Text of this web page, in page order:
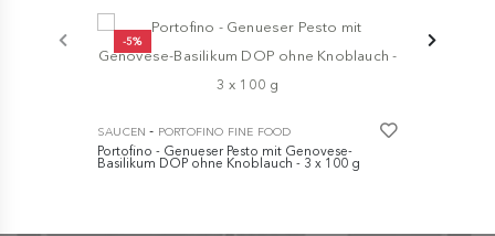
-5%
SAUCEN - PORTOFINO FINE FOOD
Portofino - Genueser Pesto mit Genovese-
Basilikum DOP ohne Knoblauch - 3 x 100 g